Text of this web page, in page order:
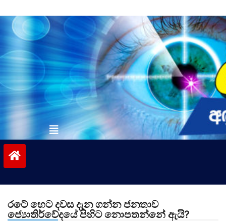
to
contentvinivida.lk
රටේ හෙට දවස දැන ගන්න ජනතාව
ජ්‍යොතිර්වේදයේ පිහිට නොපතන්නේ ඇයි?